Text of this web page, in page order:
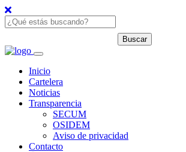
Inicio
Cartelera
Noticias
Transparencia
SECUM
OSIDEM
Aviso de privacidad
Contacto